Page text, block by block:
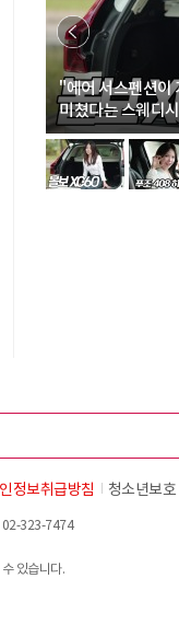
·
"에어 서스펜션이
미쳤다는 스웨디
B5 울트라'
정보취급방침 청소년보호
02-323-7474
있습니다.